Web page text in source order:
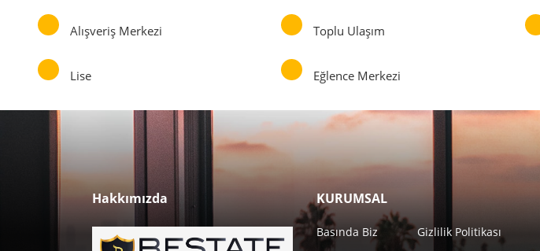
Alışveriş Merkezi Toplu Ulaşım
Lise Eğlence Merkezi
Hakkımızda KURUMSAL
Basında Biz
Gizlilik Politikası